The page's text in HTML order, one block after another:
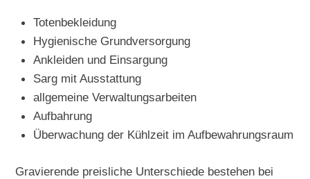
Totenbekleidung
Hygienische Grundversorgung
Ankleiden und Einsargung
Sarg mit Ausstattung
allgemeine Verwaltungsarbeiten
Aufbahrung
Überwachung der Kühlzeit im Aufbewahrungsraum
Gravierende preisliche Unterschiede bestehen bei